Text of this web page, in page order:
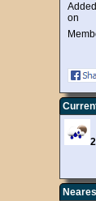
Added
on